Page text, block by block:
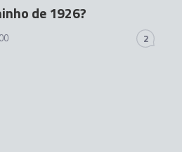
de 1926?
2